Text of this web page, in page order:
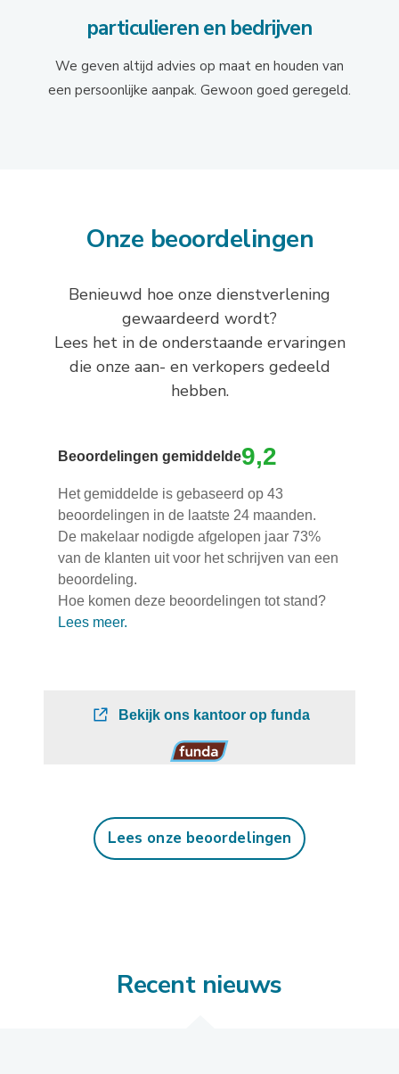
particulieren en bedrijven
We geven altijd advies op maat en houden van
een persoonlijke aanpak. Gewoon goed geregeld.
Onze beoordelingen
Benieuwd hoe onze dienstverlening
gewaardeerd wordt?
Lees het in de onderstaande ervaringen
die onze aan- en verkopers gedeeld
hebben.
Lees onze beoordelingen
Recent nieuws